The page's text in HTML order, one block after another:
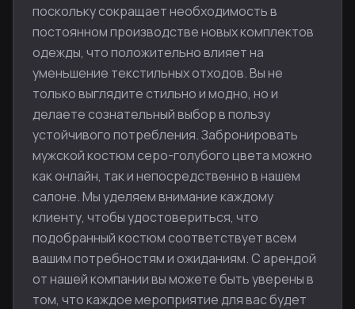
поскольку сокращает необходимость в
постоянном производстве новых комплектов
одежды, что положительно влияет на
уменьшение текстильных отходов. Вы не
только выглядите стильно и модно, но и
делаете сознательный выбор в пользу
устойчивого потребления. Забронировать
мужской костюм серо-голубого цвета можно
как онлайн, так и непосредственно в нашем
салоне. Мы уделяем внимание каждому
клиенту, чтобы удостовериться, что
подобранный костюм соответствует всем
вашим потребностям и ожиданиям. С арендой
от нашей компании вы можете быть уверены в
том, что каждое мероприятие для вас будет